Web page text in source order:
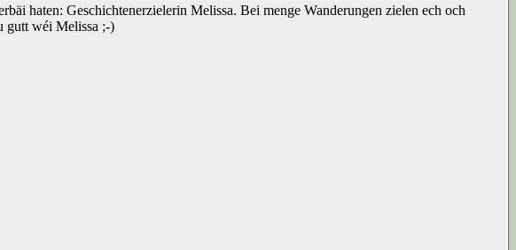
haten: Geschichtenerzielerin Melissa. Bei menge Wanderungen zielen ech och
gutt wéi Melissa ;-)